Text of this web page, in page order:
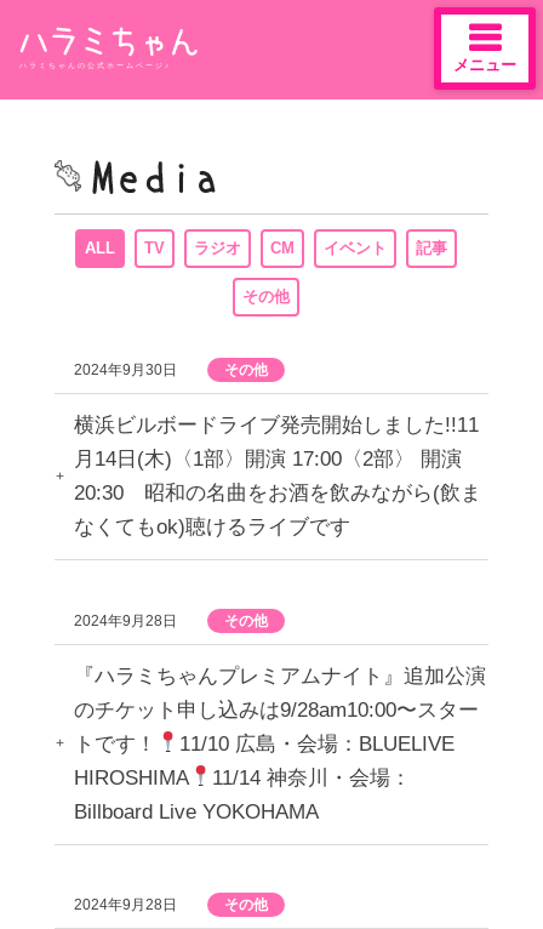
content
ハラミちゃんの公式ホームページ♪ メニュー
ALL TV ラジオ CM イベント 記事
その他
2024年9月30日 その他
横浜ビルボードライブ発売開始しました!!11
月14日(木)〈1部〉開演 17:00〈2部〉 開演
20:30 昭和の名曲をお酒を飲みながら(飲ま
なくてもok)聴けるライブです
2024年9月28日 その他
『ハラミちゃんプレミアムナイト』追加公演
のチケット申し込みは9/28am10:00〜スター
トです！
11/10 広島・会場：BLUELIVE
HIROSHIMA
11/14 神奈川・会場：
Billboard Live YOKOHAMA
2024年9月28日 その他